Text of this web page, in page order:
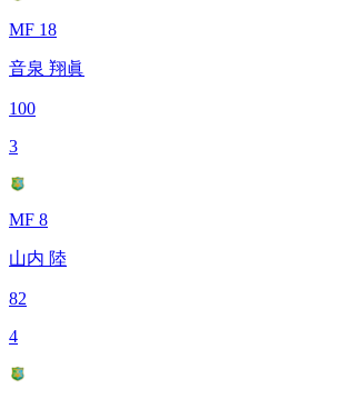
MF 18
音泉 翔眞
100
3
MF 8
山内 陸
82
4